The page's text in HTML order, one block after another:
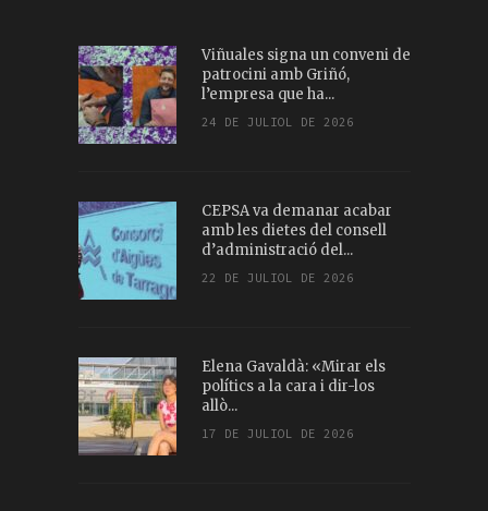
Viñuales signa un conveni de
patrocini amb Griñó,
l’empresa que ha...
24 DE JULIOL DE 2026
CEPSA va demanar acabar
amb les dietes del consell
d’administració del...
22 DE JULIOL DE 2026
Elena Gavaldà: «Mirar els
polítics a la cara i dir-los
allò...
17 DE JULIOL DE 2026